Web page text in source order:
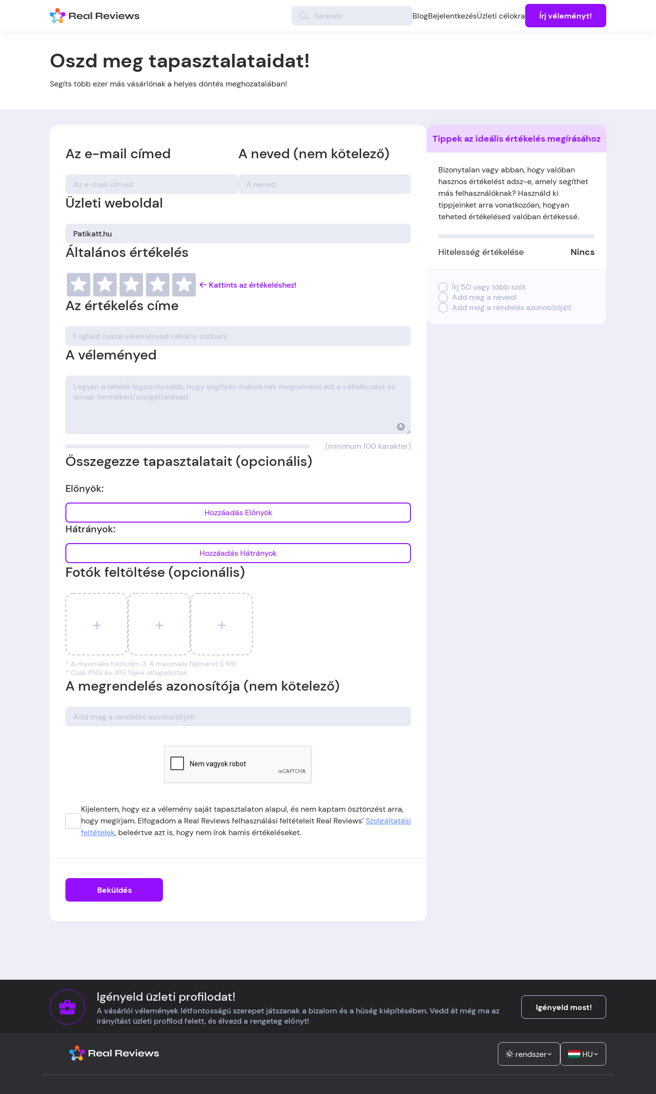
BlogBejelentkezésÜzleti célokra Írj véleményt!
Oszd meg tapasztalataidat!
Segíts több ezer más vásárlónak a helyes döntés meghozatalában!
Az e-mail címed A neved (nem kötelező)
Üzleti weboldal
Általános értékelés
Kattints az értékeléshez!
Az értékelés címe
A véleményed
☺
(minimum 100 karakter)
Összegezze tapasztalatait (opcionális)
Előnyök:
Hozzáadás Előnyök
Hátrányok:
Hozzáadás Hátrányok
Fotók feltöltése (opcionális)
+ + +
* A maximális fotószám 3. A maximális fájlméret 5 MB.
* Csak PNG és JPG fájlok elfogadottak.
A megrendelés azonosítója (nem kötelező)
Kijelentem, hogy ez a vélemény saját tapasztalaton alapul, és nem kaptam ösztönzést arra,
hogy megírjam. Elfogadom a Real Reviews felhasználási feltételeit Real Reviews’ Szolgáltatási
feltételek, beleértve azt is, hogy nem írok hamis értékeléseket.
Beküldés
Tippek az ideális értékelés megírásához
Bizonytalan vagy abban, hogy valóban
hasznos értékelést adsz-e, amely segíthet
más felhasználóknak? Használd ki
tippjeinket arra vonatkozóan, hogyan
teheted értékelésed valóban értékessé.
Hitelesség értékelése Nincs
Írj 50 vagy több szót
Add meg a neved!
Add meg a rendelés azonosítóját!
Igényeld üzleti profilodat!
A vásárlói vélemények létfontosságú szerepet játszanak a bizalom és a hűség kiépítésében. Vedd át még ma az
irányítást üzleti profilod felett, és élvezd a rengeteg előnyt!
Igényeld most!
rendszer HU